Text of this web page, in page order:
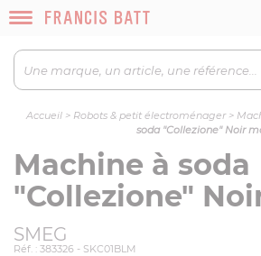
Accueil > Robots & petit électroménager>
soda "Collezione" Noir
Machine à soda
"Collezione"
SMEG
Réf. : 383326 - SKC01BLM